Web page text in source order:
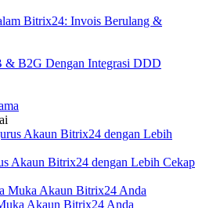
Bitrix24: Invois Berulang &
& B2G Dengan Integrasi DDD
Akaun Bitrix24 dengan Lebih Cekap
Akaun Bitrix24 Anda